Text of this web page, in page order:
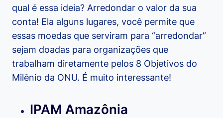
qual é essa ideia? Arredondar o valor da sua
conta! Ela alguns lugares, você permite que
essas moedas que serviram para “arredondar”
sejam doadas para organizações que
trabalham diretamente pelos 8 Objetivos do
Milênio da ONU. É muito interessante!
IPAM Amazônia